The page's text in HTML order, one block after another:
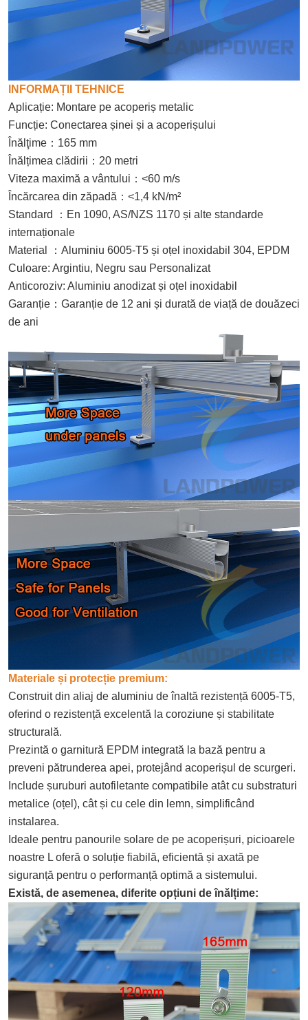
INFORMAȚII TEHNICE
Aplicație: Montare pe acoperiș metalic
Funcție: Conectarea șinei și a acoperișului
Înălţime ： 165 mm
Înălțimea clădirii ： 20 metri
Viteza maximă a vântului ： <60 m/s
Încărcarea din zăpadă ： <1,4 kN/m²
Standard
： En 1090, AS/NZS 1170 și alte standarde
internaționale
Material
： Aluminiu 6005-T5 și oțel inoxidabil 304, EPDM
Culoare: Argintiu, Negru sau Personalizat
Anticoroziv: Aluminiu anodizat și oțel inoxidabil
Garanție ： Garanție de 12 ani și durată de viață de douăzeci
de ani
Materiale și protecție premium:
Construit din aliaj de aluminiu de înaltă rezistență 6005-T5,
oferind o rezistență excelentă la coroziune și stabilitate
structurală.
Prezintă o garnitură EPDM integrată la bază pentru a
preveni pătrunderea apei, protejând acoperișul de scurgeri.
Include șuruburi autofiletante compatibile atât cu substraturi
metalice (oțel), cât și cu cele din lemn, simplificând
instalarea.
Ideale pentru panourile solare de pe acoperișuri, picioarele
noastre L oferă o soluție fiabilă, eficientă și axată pe
siguranță pentru o performanță optimă a sistemului.
Există, de asemenea, diferite opțiuni de înălțime: